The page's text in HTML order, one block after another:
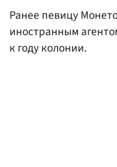
Ранее певицу
иностранным
к году колонии.